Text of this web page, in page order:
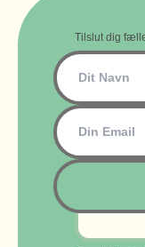
Tilslut dig